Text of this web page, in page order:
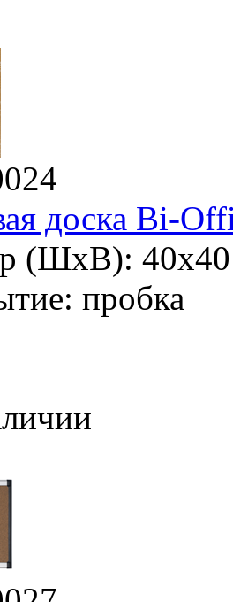
доска Bi-
(ШхВ):
пробка